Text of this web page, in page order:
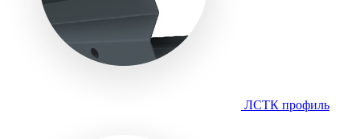
ЛСТК профиль